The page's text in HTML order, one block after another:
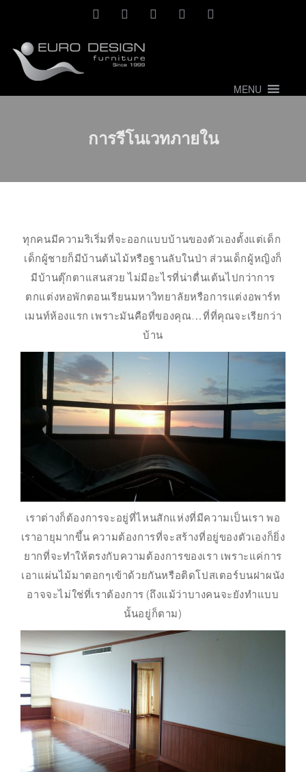
MENU
การรีโนเวทภายใน
ทุกคนมีความริเริ่มที่จะออกแบบบ้านของตัวเองตั้งแต่เด็ก
เด็กผู้ชายก็มีบ้านต้นไม้หรือฐานลับในป่า ส่วนเด็กผู้หญิงก็
มีบ้านตุ๊กตาแสนสวย ไม่มีอะไรที่น่าตื่นเต้นไปกว่าการ
ตกแต่งหอพักตอนเรียนมหาวิทยาลัยหรือการแต่งอพาร์ท
เมนท์ห้องแรก เพราะมันคือที่ของคุณ…ที่ที่คุณจะเรียกว่า
บ้าน
เราต่างก็ต้องการจะอยู่ที่ไหนสักแห่งที่มีความเป็นเรา พอ
เราอายุมากขึ้น ความต้องการที่จะสร้างที่อยู่ของตัวเองก็ยิ่ง
ยากที่จะทำให้ตรงกับความต้องการของเรา เพราะแค่การ
เอาแผ่นไม้มาตอกๆเข้าด้วยกันหรือติดโปสเตอร์บนฝาผนัง
อาจจะไม่ใช่ที่เราต้องการ (ถึงแม้ว่าบางคนจะยังทำแบบ
นั้นอยู่ก็ตาม)